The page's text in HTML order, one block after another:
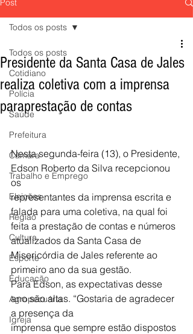
Post
Todos os posts
Cotidiano
Polícia
Saúde
Prefeitura
Câmara
Trabalho e Emprego
Eleições
Região
Cultura
Esporte
Educação
Agropecuária
Igreja
Todos os posts
Presidente da Santa Casa de Jales
realiza coletiva com a imprensa
paraprestação de contas
Nesta segunda-feira (13), o Presidente,
Edson Roberto da Silva recepcionou
os
representantes da imprensa escrita e
falada para uma coletiva, na qual foi
feita a prestação de contas e números
atualizados da Santa Casa de
Misericórdia de Jales referente ao
primeiro ano da sua gestão.
Para Edson, as expectativas desse
ano são altas. “Gostaria de agradecer
a presença da
imprensa que sempre estão dispostos